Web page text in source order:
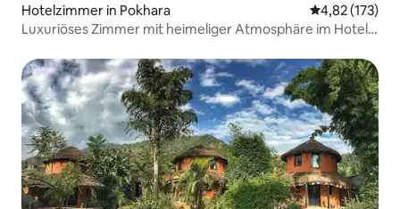
Hotelzimmer in Pokhara
4,82 (173)
Luxuriöses Zimmer mit heimeliger Atmosphäre im Hotel